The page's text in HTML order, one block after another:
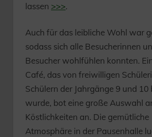
lassen >>>.
Auch für das leibliche Wohl war
sodass sich alle Besucherinnen
Besucher wohlfühlen konnten.
Café, das von freiwilligen
Schülern der Jahrgänge 9 und 10
wurde, bot eine große Auswahl
Köstlichkeiten an. Die gemütliche
Atmosphäre in der Pausenhalle